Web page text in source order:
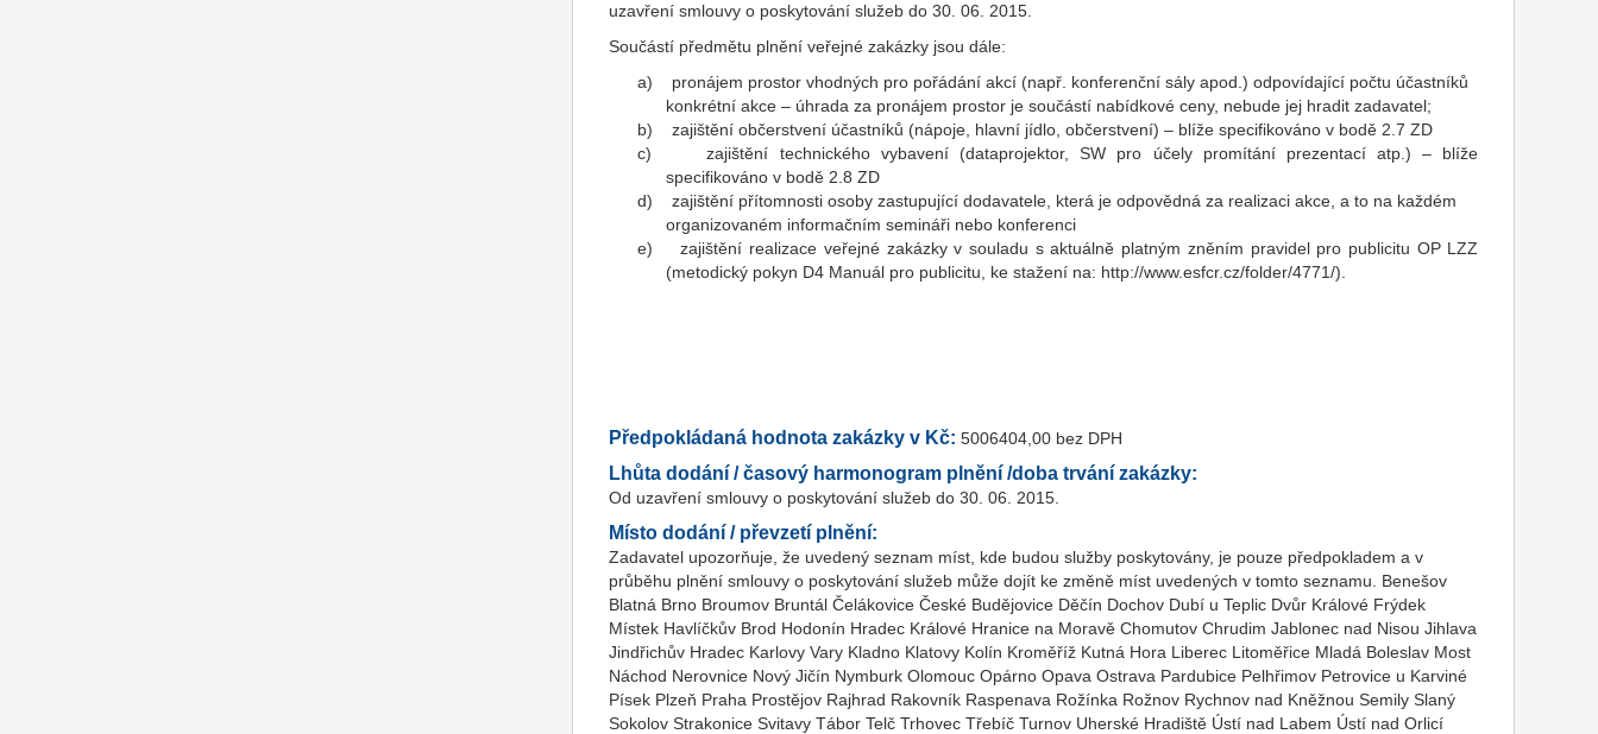
uzavření smlouvy o poskytování služeb do 30. 06. 2015.
Součástí předmětu plnění veřejné zakázky jsou dále:
a) pronájem prostor vhodných pro pořádání akcí (např. konferenční sály apod.) odpovídající počtu účastníků
konkrétní akce – úhrada za pronájem prostor je součástí nabídkové ceny, nebude jej hradit zadavatel;
b) zajištění občerstvení účastníků (nápoje, hlavní jídlo, občerstvení) – blíže specifikováno v bodě 2.7 ZD
c) zajištění technického vybavení (dataprojektor, SW pro účely promítání prezentací atp.) – blíže
specifikováno v bodě 2.8 ZD
d) zajištění přítomnosti osoby zastupující dodavatele, která je odpovědná za realizaci akce, a to na každém
organizovaném informačním semináři nebo konferenci
e) zajištění realizace veřejné zakázky v souladu s aktuálně platným zněním pravidel pro publicitu OP LZZ
(metodický pokyn D4 Manuál pro publicitu, ke stažení na: http://www.esfcr.cz/folder/4771/).
Předpokládaná hodnota zakázky v Kč: 5006404,00 bez DPH
Lhůta dodání / časový harmonogram plnění /doba trvání zakázky:
Od uzavření smlouvy o poskytování služeb do 30. 06. 2015.
Místo dodání / převzetí plnění:
Zadavatel upozorňuje, že uvedený seznam míst, kde budou služby poskytovány, je pouze předpokladem a v
průběhu plnění smlouvy o poskytování služeb může dojít ke změně míst uvedených v tomto seznamu. Benešov
Blatná Brno Broumov Bruntál Čelákovice České Budějovice Děčín Dochov Dubí u Teplic Dvůr Králové Frýdek
Místek Havlíčkův Brod Hodonín Hradec Králové Hranice na Moravě Chomutov Chrudim Jablonec nad Nisou Jihlava
Jindřichův Hradec Karlovy Vary Kladno Klatovy Kolín Kroměříž Kutná Hora Liberec Litoměřice Mladá Boleslav Most
Náchod Nerovnice Nový Jičín Nymburk Olomouc Opárno Opava Ostrava Pardubice Pelhřimov Petrovice u Karviné
Písek Plzeň Praha Prostějov Rajhrad Rakovník Raspenava Rožínka Rožnov Rychnov nad Kněžnou Semily Slaný
Sokolov Strakonice Svitavy Tábor Telč Trhovec Třebíč Turnov Uherské Hradiště Ústí nad Labem Ústí nad Orlicí